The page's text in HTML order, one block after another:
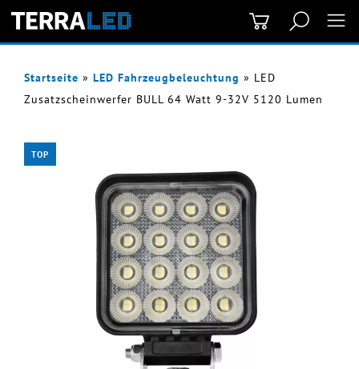
Startseite »LED Fahrzeugbeleuchtung » LED
Zusatzscheinwerfer BULL 64 Watt 9-32V 5120 Lumen
TOP